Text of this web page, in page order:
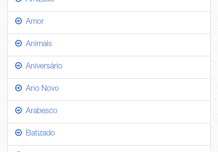
Amor
Animais
Aniversário
Ano Novo
Arabesco
Batizado